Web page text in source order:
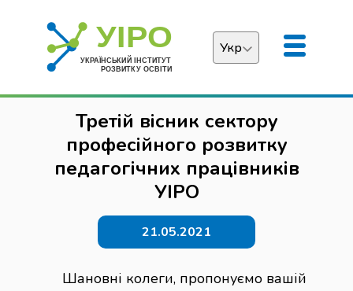
Укр
English
Третій вісник сектору
професійного розвитку
педагогічних працівників
УІРО
21.05.2021
Шановні колеги, пропонуємо вашій